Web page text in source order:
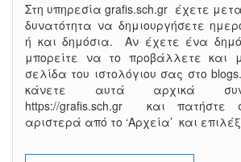
Στη υπηρεσία grafis.sch.gr έχετε
δυνατότητα να δημιουργήσετε
ή και δημόσια. Αν έχετε ένα
μπορείτε να το προβάλλετε και
σελίδα του ιστολόγιου σας στο
κάνετε αυτά αρχικά
https://grafis.sch.gr και πατήστε
αριστερά από το ‘Αρχεία’ και